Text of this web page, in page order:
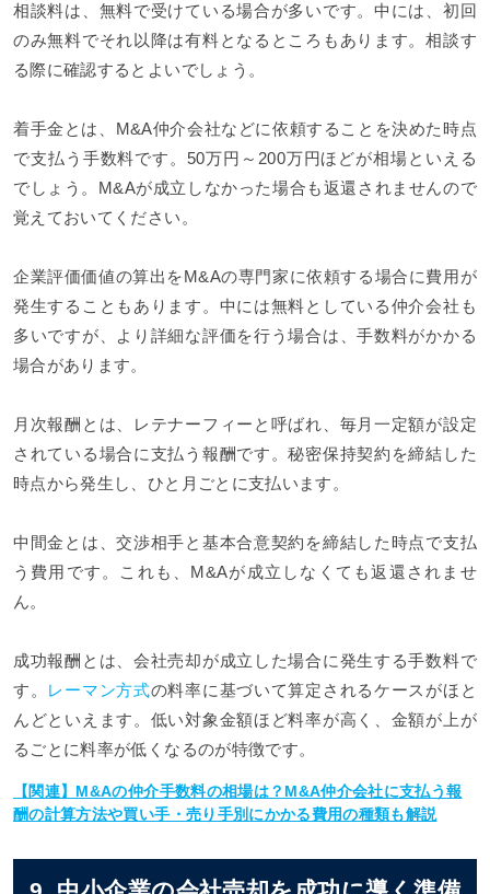
相談料は、無料で受けている場合が多いです。中には、初回
のみ無料でそれ以降は有料となるところもあります。相談す
る際に確認するとよいでしょう。
着手金とは、M&A仲介会社などに依頼することを決めた時点
で支払う手数料です。50万円～200万円ほどが相場といえる
でしょう。M&Aが成立しなかった場合も返還されませんので
覚えておいてください。
企業評価価値の算出をM&Aの専門家に依頼する場合に費用が
発生することもあります。中には無料としている仲介会社も
多いですが、より詳細な評価を行う場合は、手数料がかかる
場合があります。
月次報酬とは、レテナーフィーと呼ばれ、毎月一定額が設定
されている場合に支払う報酬です。秘密保持契約を締結した
時点から発生し、ひと月ごとに支払います。
中間金とは、交渉相手と基本合意契約を締結した時点で支払
う費用です。これも、M&Aが成立しなくても返還されませ
ん。
成功報酬とは、会社売却が成立した場合に発生する手数料で
す。 レーマン方式の料率に基づいて算定されるケースがほと
んどといえます。低い対象金額ほど料率が高く、金額が上が
るごとに料率が低くなるのが特徴です。
【関連】M&Aの仲介手数料の相場は？M&A仲介会社に支払う報
酬の計算方法や買い手・売り手別にかかる費用の種類も解説